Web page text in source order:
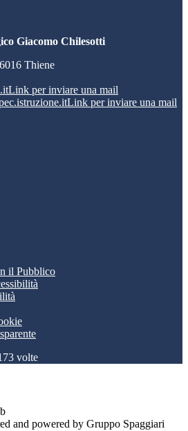
Giacomo Chilesotti
Thiene
Link per inviare una mail
Link per inviare una mail
il Pubblico
volte
and powered by Gruppo Spaggiari